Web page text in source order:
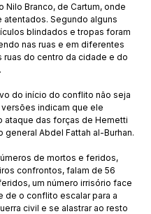
Nilo Branco, de Cartum, onde
atentados. Segundo alguns
blindados e tropas foram
nas ruas e em diferentes
ruas do centro da cidade e do
do início do conflito não seja
indicam que ele
ataque das forças de Hemetti
general Abdel Fattah al-Burhan.
de mortos e feridos,
confrontos, falam de 56
um número irrisório face
de o conflito escalar para a
civil e se alastrar ao resto